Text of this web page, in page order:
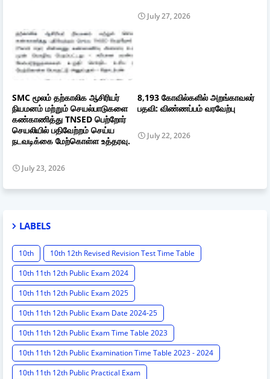
July 27, 2026
SMC மூலம் தற்காலிக ஆசிரியர்
நியமனம் மற்றும் செயல்பாடுகளை
கண்காணித்து TNSED பெற்றோர்
செயலியில் பதிவேற்றம் செய்ய
நடவடிக்கை மேற்கொள்ள உத்தரவு.
July 23, 2026
8,193 கோவில்களில் அறங்காவலர்
பதவி: விண்ணப்பம் வரவேற்பு
July 22, 2026
LABELS
10th
10th 12th Revised Revision Test Time Table
10th 11th 12th Public Exam 2024
10th 11th 12th Public Exam 2025
10th 11th 12th Public Exam Date 2024-25
10th 11th 12th Public Exam Time Table 2023
10th 11th 12th Public Examination Time Table 2023 - 2024
10th 11th 12th Public Practical Exam